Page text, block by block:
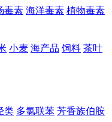
毒素 海洋毒素 植物毒素
小麦 海产品 饲料 茶叶
类 多氯联苯 芳香族伯胺